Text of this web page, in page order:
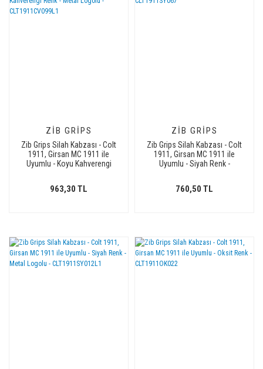
ZIB GRIPS
Zib Grips Silah Kabzası - Colt
1911, Girsan MC 1911 ile
Uyumlu - Koyu Kahverengi
963,30 TL
ZIB GRIPS
Zib Grips Silah Kabzası - Colt
1911, Girsan MC 1911 ile
Uyumlu - Siyah Renk -
760,50 TL